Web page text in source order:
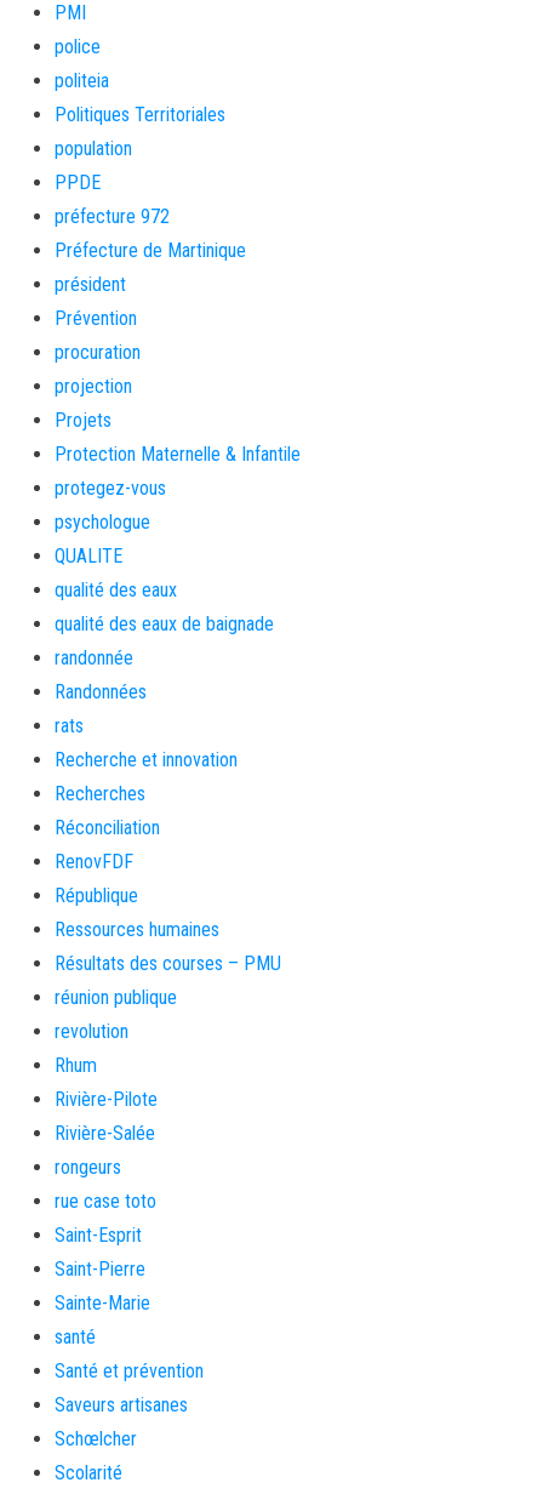
PMI
police
politeia
Politiques Territoriales
population
PPDE
préfecture 972
Préfecture de Martinique
président
Prévention
procuration
projection
Projets
Protection Maternelle & Infantile
protegez-vous
psychologue
QUALITE
qualité des eaux
qualité des eaux de baignade
randonnée
Randonnées
rats
Recherche et innovation
Recherches
Réconciliation
RenovFDF
République
Ressources humaines
Résultats des courses – PMU
réunion publique
revolution
Rhum
Rivière-Pilote
Rivière-Salée
rongeurs
rue case toto
Saint-Esprit
Saint-Pierre
Sainte-Marie
santé
Santé et prévention
Saveurs artisanes
Schœlcher
Scolarité